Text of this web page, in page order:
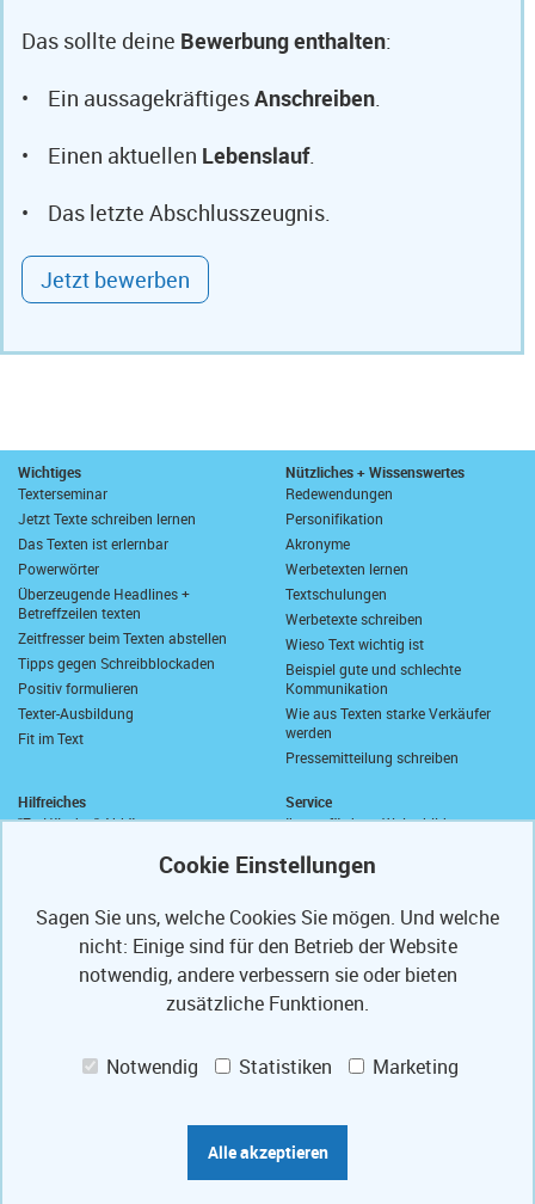
Das sollte deine Bewerbungenthalten:
• Ein aussagekräftigesAnschreiben
• Einen aktuellen Lebenslauf.
• Das letzte Abschlusszeugnis.
Jetzt bewerben
Wichtiges
Texterseminar
Jetzt Texte schreiben lernen
Das Texten ist erlernbar
Powerwörter
Überzeugende Headlines +
Betreffzeilen texten
Zeitfresser beim Texten abstellen
Tipps gegen Schreibblockaden
Positiv formulieren
Texter-Ausbildung
Fit im Text
Nützliches + Wissenswertes
Redewendungen
Personifikation
Akronyme
Werbetexten lernen
Textschulungen
Werbetexte schreiben
Wieso Text wichtig ist
Beispiel gute und schlechte
Kommunikation
Wie aus Texten starke Verkäufer
werden
Pressemitteilung schreiben
Hilfreiches
"Zu Händen" Abkürzung
Wie schreibt man "wie viel"?
Längstes deutsches Wort
Anrede in E-Mails
Anschriften und Anreden
Mit freundlichen Grüßen
Ihre Code-Card
Service
Ihre geförderte Weiterbildung
Ihre Texterfibel
Homepage-Test
Muster-Widerrufsformular
Partner
Referenzen
Jobs
Werkstudent*in (m/w/d) Informatik
/ IT
Sagen Sie uns, welche Cookies Sie mögen. Und welche
nicht: Einige sind für den Betrieb der Website
notwendig, andere verbessern sie oder bieten
zusätzliche Funktionen.
Notwendig Statistiken Marketing
Alle akzeptieren